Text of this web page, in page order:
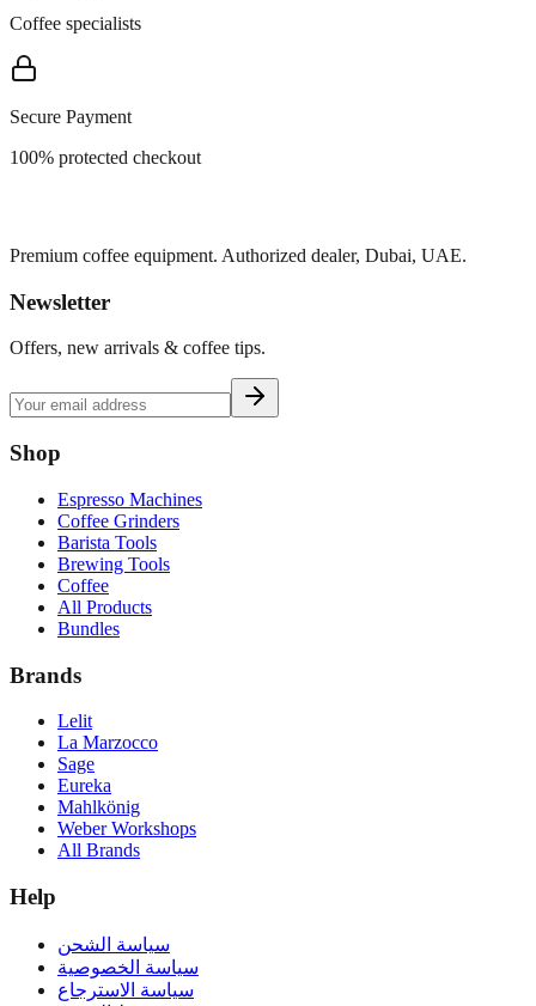
Coffee specialists
Secure Payment
100% protected checkout
Premium coffee equipment. Authorized dealer, Dubai, UAE.
Newsletter
Offers, new arrivals & coffee tips.
Shop
Espresso Machines
Coffee Grinders
Barista Tools
Brewing Tools
Coffee
All Products
Bundles
Brands
Lelit
La Marzocco
Sage
Eureka
Mahlkönig
Weber Workshops
All Brands
Help
سياسة الشحن
سياسة الخصوصية
سياسة الاسترجاع